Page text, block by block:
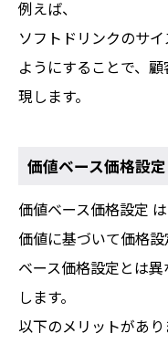
例えば、
ソフトドリンクのサ
ようにすることで、
現します。
価値ベース価格設定
価値ベース価格設定
価値に基づいて価格
ベース価格設定とは
します。
以下のメリットがあり